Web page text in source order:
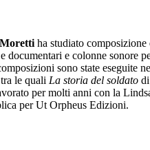
ha studiato
documentari e colonne sonore
sono state eseguite
le quali La storia del soldato
per molti anni con la
per Ut Orpheus Edizioni.